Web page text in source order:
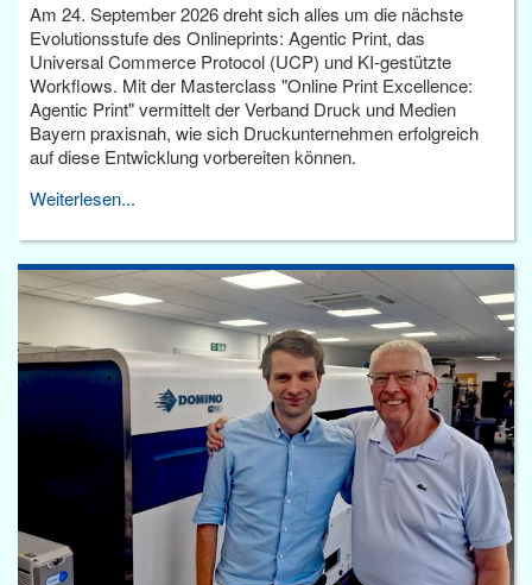
Am 24. September 2026 dreht sich alles um die nächste
Evolutionsstufe des Onlineprints: Agentic Print, das
Universal Commerce Protocol (UCP) und KI-gestützte
Workflows. Mit der Masterclass "Online Print Excellence:
Agentic Print" vermittelt der Verband Druck und Medien
Bayern praxisnah, wie sich Druckunternehmen erfolgreich
auf diese Entwicklung vorbereiten können.
Weiterlesen...